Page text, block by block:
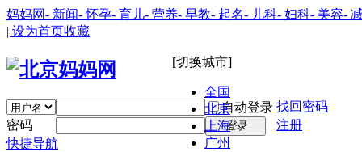
妈妈网- 新闻- 怀孕- 育儿- 营养- 早教- 起名- 儿科- 妇科- 美容-
| 设为首页收藏
[切换城市]
全国
北京
上海
广州
自动登录 找回密码
密码
登录
注册
快捷导航